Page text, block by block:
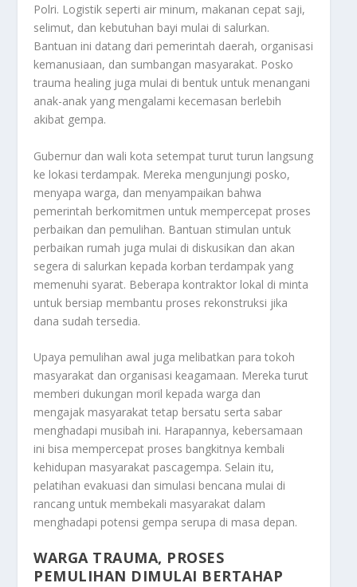
Polri. Logistik seperti air minum, makanan cepat saji,
selimut, dan kebutuhan bayi mulai di salurkan.
Bantuan ini datang dari pemerintah daerah, organisasi
kemanusiaan, dan sumbangan masyarakat. Posko
trauma healing juga mulai di bentuk untuk menangani
anak-anak yang mengalami kecemasan berlebih
akibat gempa.
Gubernur dan wali kota setempat turut turun langsung
ke lokasi terdampak. Mereka mengunjungi posko,
menyapa warga, dan menyampaikan bahwa
pemerintah berkomitmen untuk mempercepat proses
perbaikan dan pemulihan. Bantuan stimulan untuk
perbaikan rumah juga mulai di diskusikan dan akan
segera di salurkan kepada korban terdampak yang
memenuhi syarat. Beberapa kontraktor lokal di minta
untuk bersiap membantu proses rekonstruksi jika
dana sudah tersedia.
Upaya pemulihan awal juga melibatkan para tokoh
masyarakat dan organisasi keagamaan. Mereka turut
memberi dukungan moril kepada warga dan
mengajak masyarakat tetap bersatu serta sabar
menghadapi musibah ini. Harapannya, kebersamaan
ini bisa mempercepat proses bangkitnya kembali
kehidupan masyarakat pascagempa. Selain itu,
pelatihan evakuasi dan simulasi bencana mulai di
rancang untuk membekali masyarakat dalam
menghadapi potensi gempa serupa di masa depan.
WARGA TRAUMA, PROSES
PEMULIHAN DIMULAI BERTAHAP